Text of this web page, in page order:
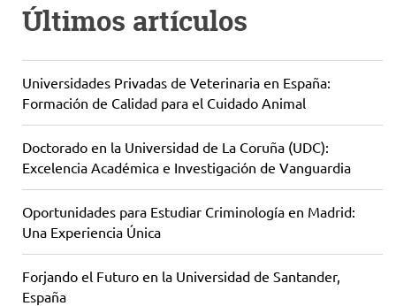
Últimos artículos
Universidades Privadas de Veterinaria en España:
Formación de Calidad para el Cuidado Animal
Doctorado en la Universidad de La Coruña (UDC):
Excelencia Académica e Investigación de Vanguardia
Oportunidades para Estudiar Criminología en Madrid:
Una Experiencia Única
Forjando el Futuro en la Universidad de Santander,
España